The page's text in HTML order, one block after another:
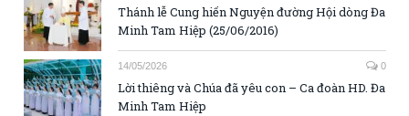
Thánh lễ Cung hiến Nguyện đường Hội dòng Đa
Minh Tam Hiệp (25/06/2016)
14/05/2026 0
Lời thiêng và Chúa đã yêu con – Ca đoàn HD. Đa
Minh Tam Hiệp